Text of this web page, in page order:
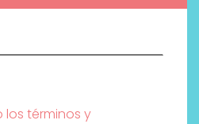
los términos y